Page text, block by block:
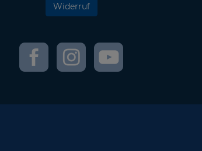
Widerruf